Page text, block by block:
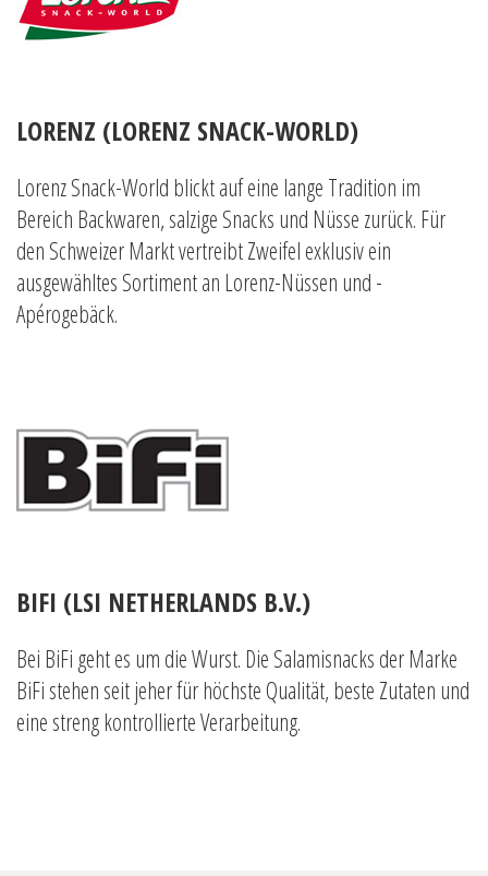
LORENZ (LORENZ SNACK-WORLD)
Lorenz Snack-World blickt auf eine lange Tradition im
Bereich Backwaren, salzige Snacks und Nüsse zurück. Für
den Schweizer Markt vertreibt Zweifel exklusiv ein
ausgewähltes Sortiment an Lorenz-Nüssen und -
Apérogebäck.
BIFI (LSI NETHERLANDS B.V.)
Bei BiFi geht es um die Wurst. Die Salamisnacks der Marke
BiFi stehen seit jeher für höchste Qualität, beste Zutaten und
eine streng kontrollierte Verarbeitung.